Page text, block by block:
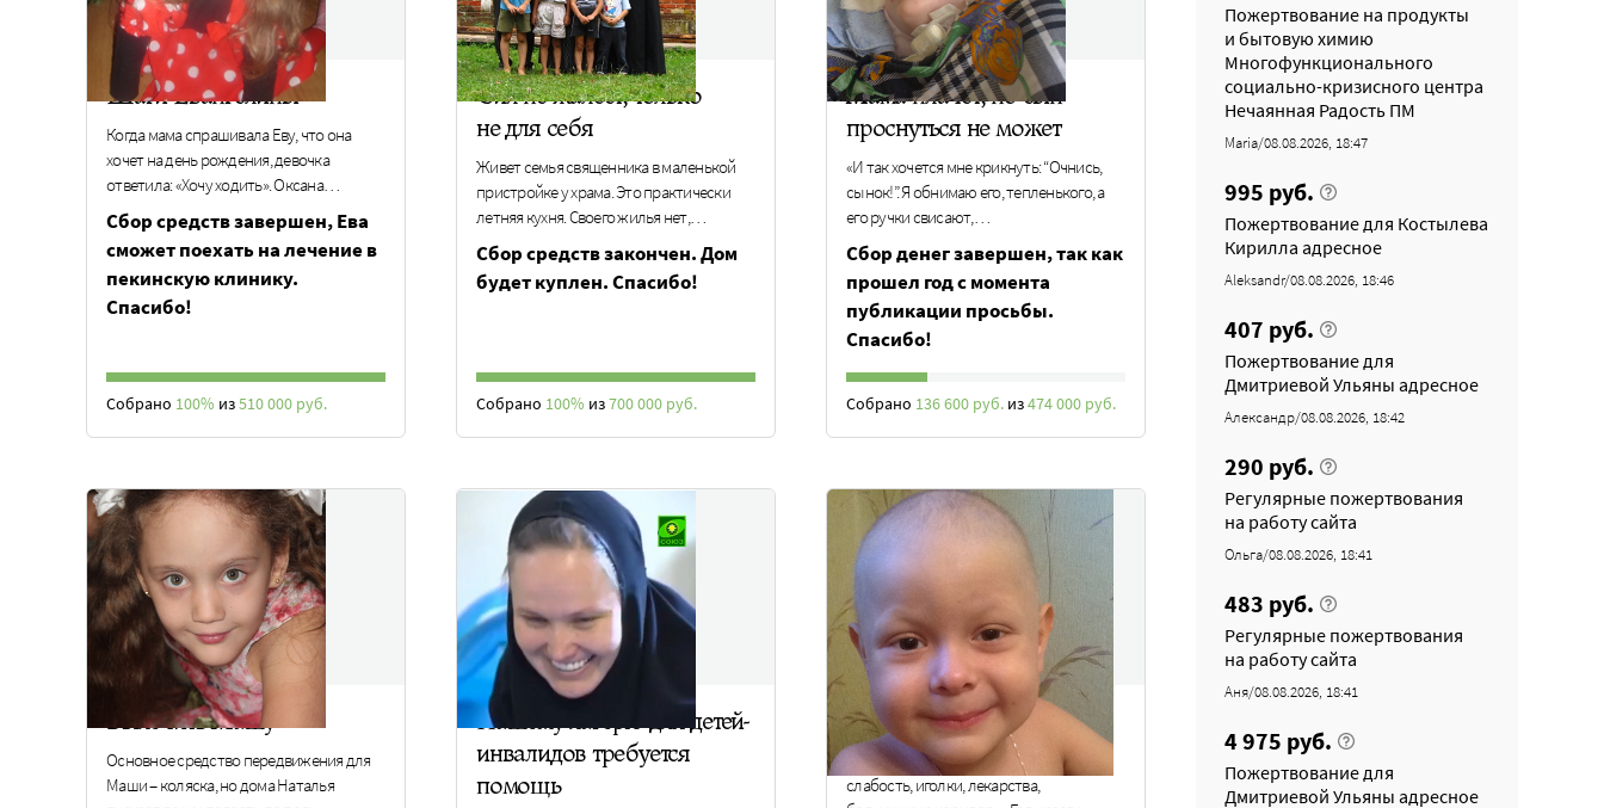
Шаги Евангелины
Когда мама спрашивала Еву, что она
хочет на день рождения, девочка
ответила: «Хочу ходить». Оксана…
Cбор средств завершен, Ева
сможет поехать на лечение в
пекинскую клинику.
Спасибо!
Собрано 100% из510 000 руб.
Сил не жалеет, только
не для себя
Живет семья священника в маленькой
пристройке у храма. Это практически
летняя кухня. Своего жилья нет,…
Сбор средств закончен. Дом
будет куплен. Спасибо!
Собрано 100% из700 000 руб.
Мама плачет, но сын
проснуться не может
«И так хочется мне крикнуть: “Очнись,
сынок!”. Я обнимаю его, тепленького, а
его ручки свисают,…
Сбор денег завершен, так как
прошел год с момента
публикации просьбы.
Спасибо!
Собрано 136 600 руб. из474 000 руб.
Вылечить Машу
Основное средство передвижения для
Маши – коляска, но дома Наталья
Нашему лагерю для детей-
инвалидов требуется
помощь
Просто спасти жизнь
Егор хорошо знает, что такое боль,
слабость, иголки, лекарства,
Пожертвование на продукты
и бытовую химию
Многофункционального
социально-кризисного центра
Нечаянная Радость ПМ
Maria/08.08.2026, 18:47
995 руб.
Пожертвование для Костылева
Кирилла адресное
Aleksandr/08.08.2026, 18:46
407 руб.
Пожертвование для
Дмитриевой Ульяны адресное
Александр/08.08.2026, 18:42
290 руб.
Регулярные пожертвования
на работу сайта
Ольга/08.08.2026, 18:41
483 руб.
Регулярные пожертвования
на работу сайта
Аня/08.08.2026, 18:41
4 975 руб.
Пожертвование для
Дмитриевой Ульяны адресное